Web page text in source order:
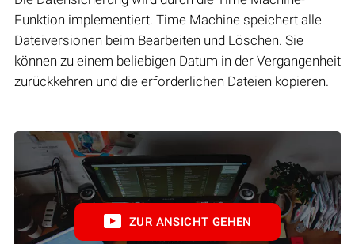
Funktion implementiert. Time Machine speichert alle
Dateiversionen beim Bearbeiten und Löschen. Sie
können zu einem beliebigen Datum in der Vergangenheit
zurückkehren und die erforderlichen Dateien kopieren.
ZUR ANSICHT GEHEN